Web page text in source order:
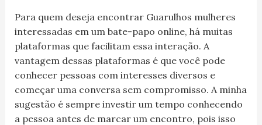
Para quem deseja encontrar Guarulhos mulheres
interessadas em um bate-papo online, há muitas
plataformas que facilitam essa interação. A
vantagem dessas plataformas é que você pode
conhecer pessoas com interesses diversos e
começar uma conversa sem compromisso. A minha
sugestão é sempre investir um tempo conhecendo
a pessoa antes de marcar um encontro, pois isso